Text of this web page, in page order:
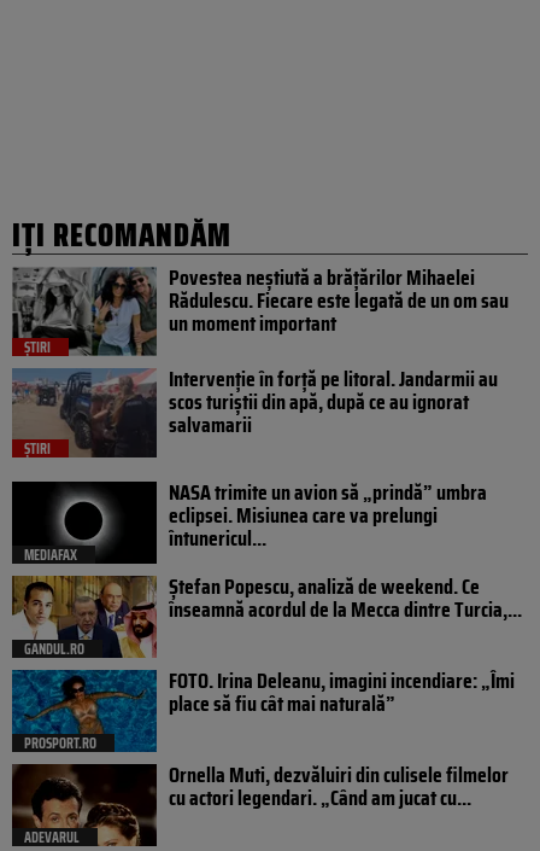
IȚI RECOMANDĂM
ȘTIRI
Povestea neștiută a brățărilor Mihaelei
Rădulescu. Fiecare este legată de un om sau
un moment important
ȘTIRI
Intervenție în forță pe litoral. Jandarmii au
scos turiștii din apă, după ce au ignorat
salvamarii
MEDIAFAX
NASA trimite un avion să „prindă” umbra
eclipsei. Misiunea care va prelungi
întunericul...
GANDUL.RO
Ștefan Popescu, analiză de weekend. Ce
înseamnă acordul de la Mecca dintre Turcia,...
PROSPORT.RO
FOTO. Irina Deleanu, imagini incendiare: „Îmi
place să fiu cât mai naturală”
ADEVARUL
Ornella Muti, dezvăluiri din culisele filmelor
cu actori legendari. „Când am jucat cu...